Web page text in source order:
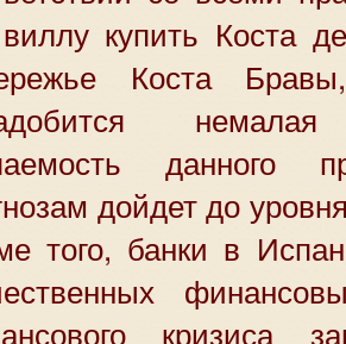
купить Коста
Коста
данного
дойдет до
того, банки в
кризиса